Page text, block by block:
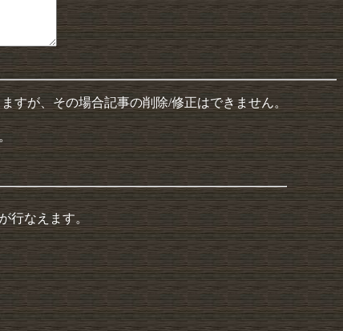
すが、その場合記事の削除/修正はできません。
行なえます。